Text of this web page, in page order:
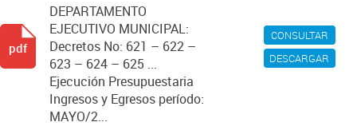
CONSULTAR
DESCARGAR
DEPARTAMENTO
EJECUTIVO MUNICIPAL:
Decretos No: 621 – 622 –
623 – 624 – 625 ...
Ejecución Presupuestaria
Ingresos y Egresos período:
MAYO/2...
pdf